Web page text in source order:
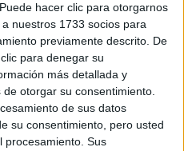
hacer clic para otorgarnos
nuestros 1733 socios para
previamente descrito. De
para denegar su
más detallada y
otorgar su consentimiento.
de sus datos
su consentimiento, pero usted
procesamiento. Sus
bachillerato o FP?